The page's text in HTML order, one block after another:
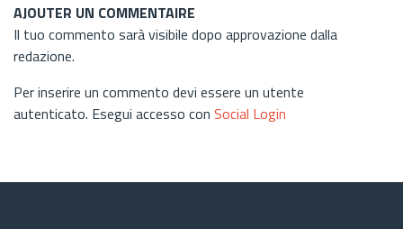
AJOUTER UN COMMENTAIRE
Il tuo commento sarà visibile dopo approvazione dalla
redazione.
Per inserire un commento devi essere un utente
autenticato. Esegui accesso con Social Login